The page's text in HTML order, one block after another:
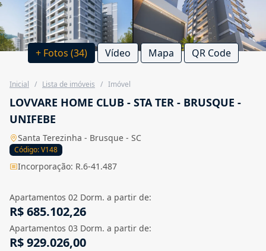
+ Fotos (34) Vídeo Mapa QR Code
Inicial / Lista de imóveis / Imóvel
LOVVARE HOME CLUB - STA TER - BRUSQUE -
UNIFEBE
Santa Terezinha - Brusque - SC
Código: V148
Incorporação: R.6-41.487
Apartamentos 02 Dorm. a partir de:
R$ 685.102,26
Apartamentos 03 Dorm. a partir de:
R$ 929.026,00